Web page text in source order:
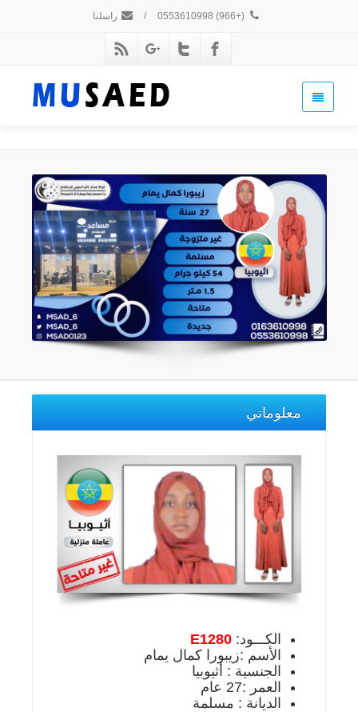
(+966) 0553610998
/ راسلنا
معلوماتي
الكـــود: E1280
الأسم :زيبورا كمال يمام
الجنسية : أثيوبيا
العمر :27 عام
الديانة : مسلمة